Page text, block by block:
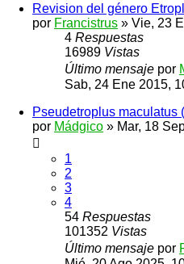
Revision del género
por Francistrus » Vie, 23
4 Respuestas
16989 Vistas
Último mensaje por
Sab, 24 Ene 2015,
Pseudetroplus maculatus
por Mádgico » Mar, 18
1
2
3
4
54 Respuestas
101352 Vistas
Último mensaje por